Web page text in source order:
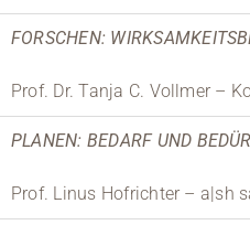
FORSCHEN:
Prof. Dr. Tanja C. Vollmer –
PLANEN: BEDARF UND
Prof. Linus Hofrichter – a|sh